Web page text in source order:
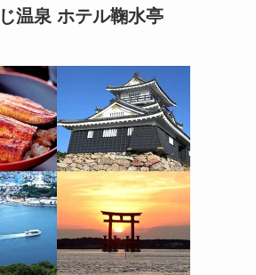
温泉 ホテル鞠水亭